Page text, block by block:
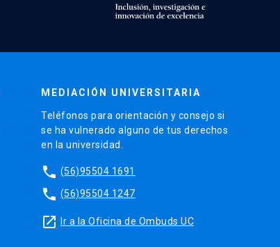
MEDIACIÓN UNIVERSITARIA
Teléfonos para orientación y consejo si
se ha vulnerado alguno de tus derechos
en la universidad.
phone (56)95504 1691
phone (56)95504 1247
launch Ir a la Oficina de Ombuds UC